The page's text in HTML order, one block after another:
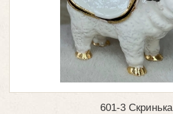
601-3 Скринька